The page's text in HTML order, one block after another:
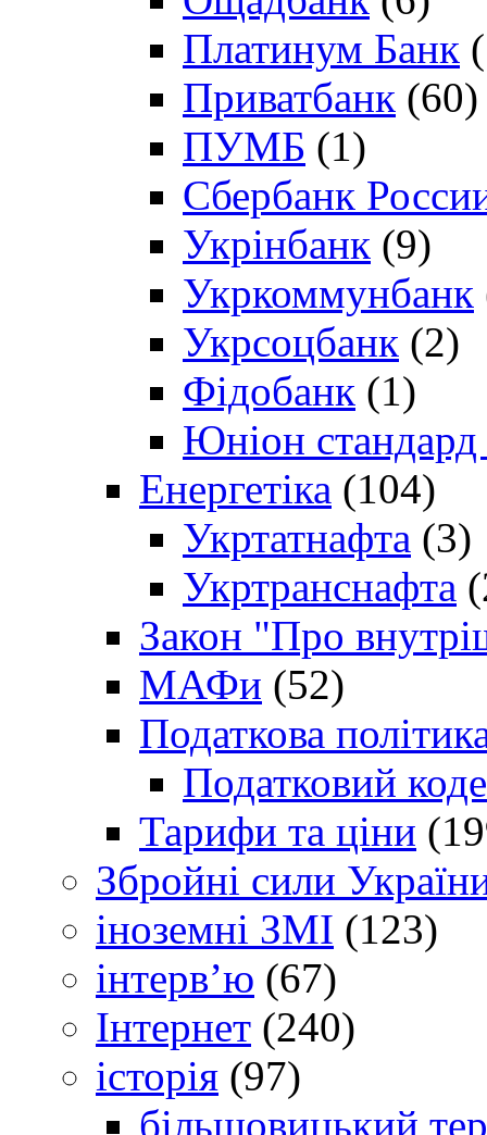
Платинум Банк
Приватбанк (60)
ПУМБ (1)
Сбербанк
Укрінбанк (9)
Укркоммунбанк
Укрсоцбанк (2)
Фідобанк (1)
Юніон стандард
Енергетіка (104)
Укртатнафта (3)
Укртранснафта
Закон "Про
МАФи (52)
Податкова
Податковий
Тарифи та ціни
Збройні сили
іноземні ЗМІ (123)
інтерв’ю (67)
Інтернет (240)
історія (97)
більшовицький